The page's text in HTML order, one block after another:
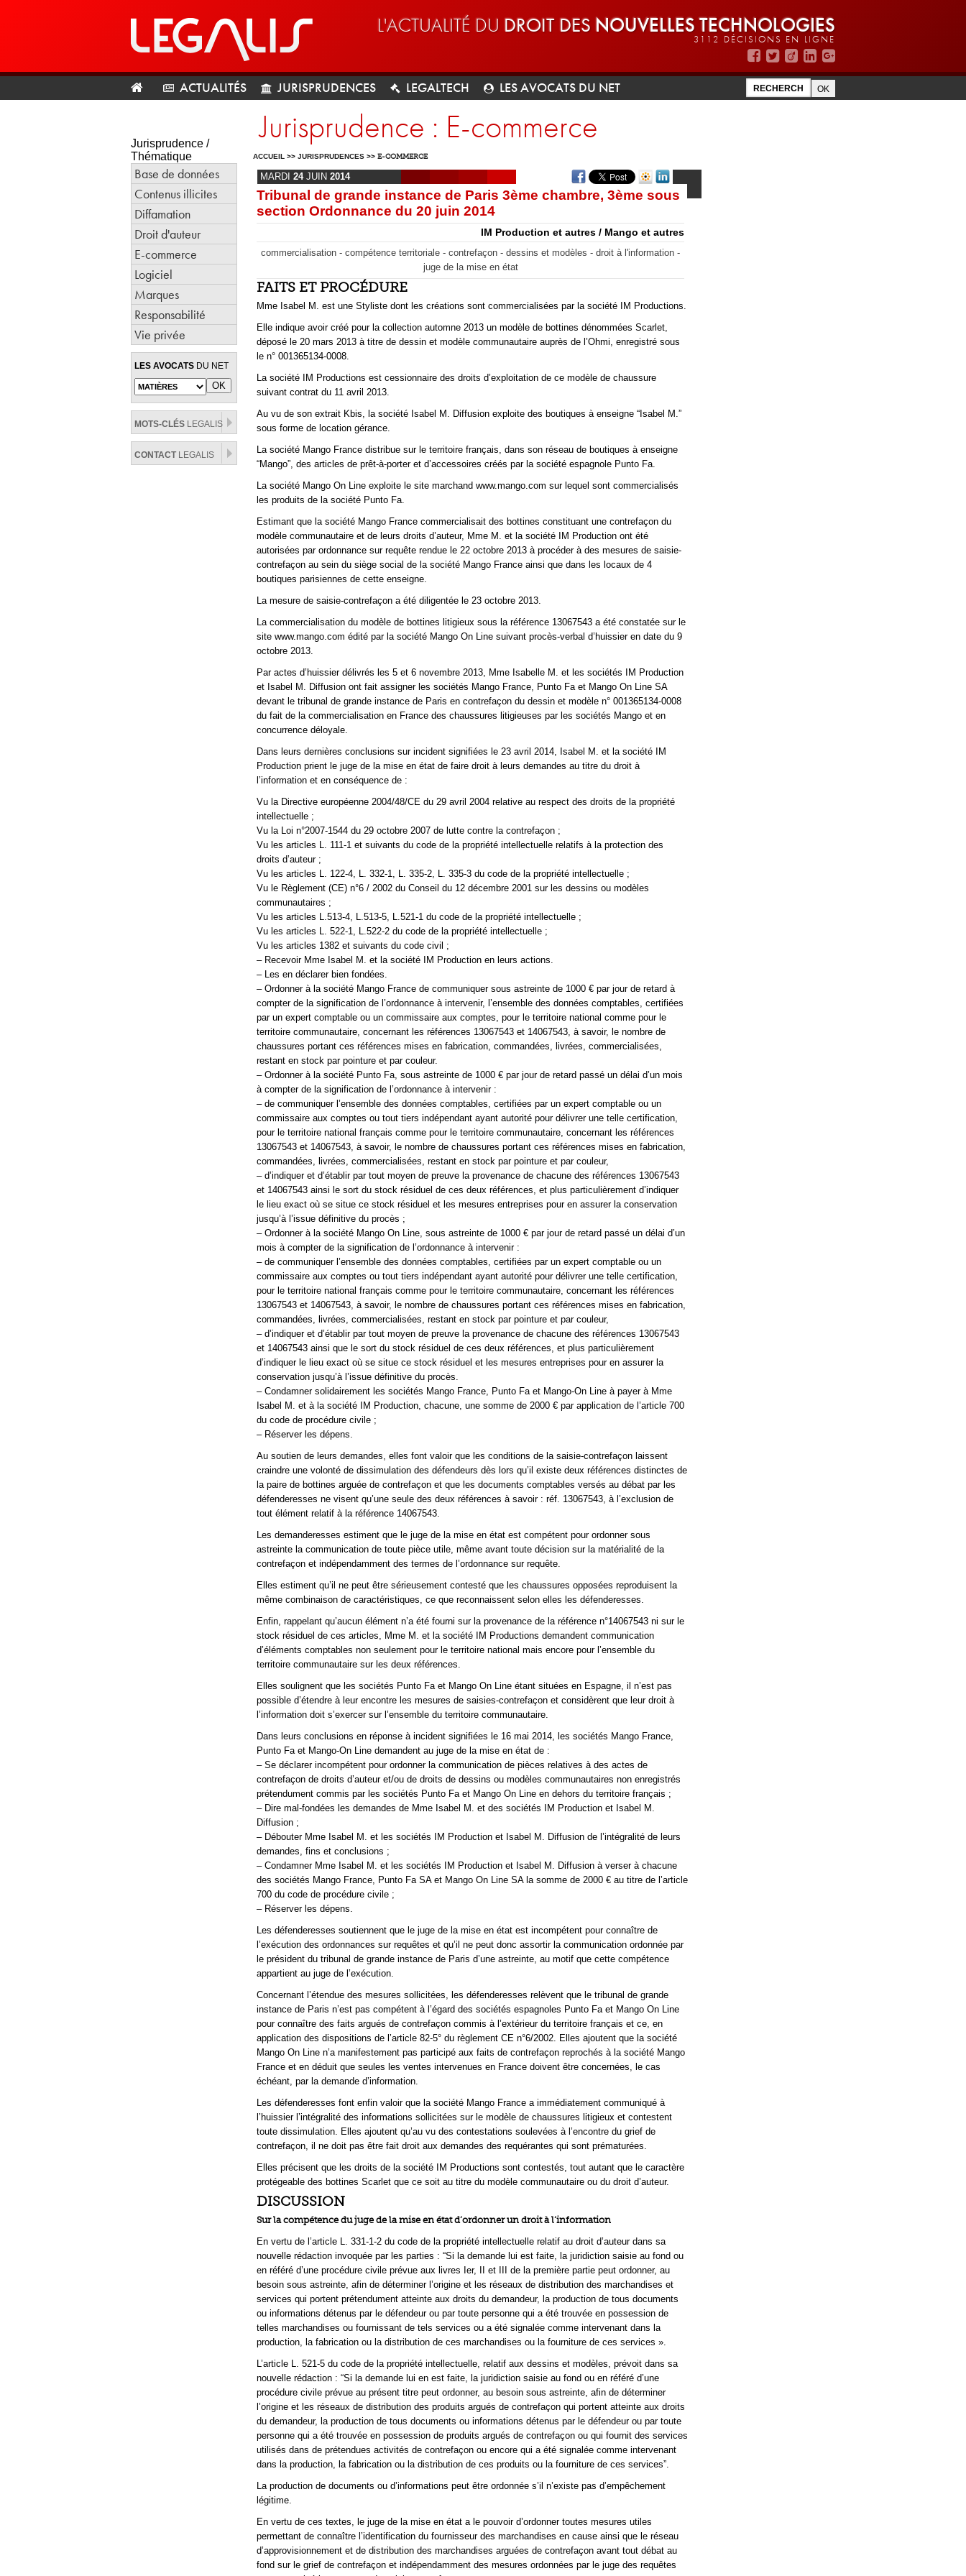
L'ACTUALITÉ DU DROIT DES NOUVELLES TECHNOLOGIES
3112 DÉCISIONS EN LIGNE
ACTUALITÉS JURISPRUDENCES LEGALTECH LES AVOCATS DU NET
Jurisprudence /
Thématique
Base de données
Contenus illicites
Diffamation
Droit d'auteur
E-commerce
Logiciel
Marques
Responsabilité
Vie privée
LES AVOCATS DU NET
MOTS-CLÉS LEGALIS
CONTACTLEGALIS
Jurisprudence : E-commerce
ACCUEIL >> JURISPRUDENCES >> E-COMMERCE
MARDI 24JUIN 2014
Tribunal de grande instance de Paris 3ème chambre, 3ème sous
section Ordonnance du 20 juin 2014
IM Production et autres / Mango et autres
commercialisation - compétence territoriale - contrefaçon - dessins et modèles - droit à l'information -
juge de la mise en état
FAITS ET PROCÉDURE
Mme Isabel M. est une Styliste dont les créations sont commercialisées par la société IM Productions.
Elle indique avoir créé pour la collection automne 2013 un modèle de bottines dénommées Scarlet,
déposé le 20 mars 2013 à titre de dessin et modèle communautaire auprès de l’Ohmi, enregistré sous
le n° 001365134-0008.
La société IM Productions est cessionnaire des droits d’exploitation de ce modèle de chaussure
suivant contrat du 11 avril 2013.
Au vu de son extrait Kbis, la société Isabel M. Diffusion exploite des boutiques à enseigne “Isabel M.”
sous forme de location gérance.
La société Mango France distribue sur le territoire français, dans son réseau de boutiques à enseigne
“Mango”, des articles de prêt-à-porter et d’accessoires créés par la société espagnole Punto Fa.
La société Mango On Line exploite le site marchand www.mango.com sur lequel sont commercialisés
les produits de la société Punto Fa.
Estimant que la société Mango France commercialisait des bottines constituant une contrefaçon du
modèle communautaire et de leurs droits d’auteur, Mme M. et la société IM Production ont été
autorisées par ordonnance sur requête rendue le 22 octobre 2013 à procéder à des mesures de saisie-
contrefaçon au sein du siège social de la société Mango France ainsi que dans les locaux de 4
boutiques parisiennes de cette enseigne.
La mesure de saisie-contrefaçon a été diligentée le 23 octobre 2013.
La commercialisation du modèle de bottines litigieux sous la référence 13067543 a été constatée sur le
site www.mango.com édité par la société Mango On Line suivant procès-verbal d’huissier en date du 9
octobre 2013.
Par actes d’huissier délivrés les 5 et 6 novembre 2013, Mme Isabelle M. et les sociétés IM Production
et Isabel M. Diffusion ont fait assigner les sociétés Mango France, Punto Fa et Mango On Line SA
devant le tribunal de grande instance de Paris en contrefaçon du dessin et modèle n° 001365134-0008
du fait de la commercialisation en France des chaussures litigieuses par les sociétés Mango et en
concurrence déloyale.
Dans leurs dernières conclusions sur incident signifiées le 23 avril 2014, Isabel M. et la société IM
Production prient le juge de la mise en état de faire droit à leurs demandes au titre du droit à
l’information et en conséquence de :
Vu la Directive européenne 2004/48/CE du 29 avril 2004 relative au respect des droits de la propriété
intellectuelle ;
Vu la Loi n°2007-1544 du 29 octobre 2007 de lutte contre la contrefaçon ;
Vu les articles L. 111-1 et suivants du code de la propriété intellectuelle relatifs à la protection des
droits d’auteur ;
Vu les articles L. 122-4, L. 332-1, L. 335-2, L. 335-3 du code de la propriété intellectuelle ;
Vu le Règlement (CE) n°6 / 2002 du Conseil du 12 décembre 2001 sur les dessins ou modèles
communautaires ;
Vu les articles L.513-4, L.513-5, L.521-1 du code de la propriété intellectuelle ;
Vu les articles L. 522-1, L.522-2 du code de la propriété intellectuelle ;
Vu les articles 1382 et suivants du code civil ;
– Recevoir Mme Isabel M. et la société IM Production en leurs actions.
– Les en déclarer bien fondées.
– Ordonner à la société Mango France de communiquer sous astreinte de 1000 € par jour de retard à
compter de la signification de l’ordonnance à intervenir, l’ensemble des données comptables, certifiées
par un expert comptable ou un commissaire aux comptes, pour le territoire national comme pour le
territoire communautaire, concernant les références 13067543 et 14067543, à savoir, le nombre de
chaussures portant ces références mises en fabrication, commandées, livrées, commercialisées,
restant en stock par pointure et par couleur.
– Ordonner à la société Punto Fa, sous astreinte de 1000 € par jour de retard passé un délai d’un mois
à compter de la signification de l’ordonnance à intervenir :
– de communiquer l’ensemble des données comptables, certifiées par un expert comptable ou un
commissaire aux comptes ou tout tiers indépendant ayant autorité pour délivrer une telle certification,
pour le territoire national français comme pour le territoire communautaire, concernant les références
13067543 et 14067543, à savoir, le nombre de chaussures portant ces références mises en fabrication,
commandées, livrées, commercialisées, restant en stock par pointure et par couleur,
– d’indiquer et d’établir par tout moyen de preuve la provenance de chacune des références 13067543
et 14067543 ainsi le sort du stock résiduel de ces deux références, et plus particulièrement d’indiquer
le lieu exact où se situe ce stock résiduel et les mesures entreprises pour en assurer la conservation
jusqu’à l’issue définitive du procès ;
– Ordonner à la société Mango On Line, sous astreinte de 1000 € par jour de retard passé un délai d’un
mois à compter de la signification de l’ordonnance à intervenir :
– de communiquer l’ensemble des données comptables, certifiées par un expert comptable ou un
commissaire aux comptes ou tout tiers indépendant ayant autorité pour délivrer une telle certification,
pour le territoire national français comme pour le territoire communautaire, concernant les références
13067543 et 14067543, à savoir, le nombre de chaussures portant ces références mises en fabrication,
commandées, livrées, commercialisées, restant en stock par pointure et par couleur,
– d’indiquer et d’établir par tout moyen de preuve la provenance de chacune des références 13067543
et 14067543 ainsi que le sort du stock résiduel de ces deux références, et plus particulièrement
d’indiquer le lieu exact où se situe ce stock résiduel et les mesures entreprises pour en assurer la
conservation jusqu’à l’issue définitive du procès.
– Condamner solidairement les sociétés Mango France, Punto Fa et Mango-On Line à payer à Mme
Isabel M. et à la société IM Production, chacune, une somme de 2000 € par application de l’article 700
du code de procédure civile ;
– Réserver les dépens.
Au soutien de leurs demandes, elles font valoir que les conditions de la saisie-contrefaçon laissent
craindre une volonté de dissimulation des défendeurs dès lors qu’il existe deux références distinctes de
la paire de bottines arguée de contrefaçon et que les documents comptables versés au débat par les
défenderesses ne visent qu’une seule des deux références à savoir : réf. 13067543, à l’exclusion de
tout élément relatif à la référence 14067543.
Les demanderesses estiment que le juge de la mise en état est compétent pour ordonner sous
astreinte la communication de toute pièce utile, même avant toute décision sur la matérialité de la
contrefaçon et indépendamment des termes de l’ordonnance sur requête.
Elles estiment qu’il ne peut être sérieusement contesté que les chaussures opposées reproduisent la
même combinaison de caractéristiques, ce que reconnaissent selon elles les défenderesses.
Enfin, rappelant qu’aucun élément n’a été fourni sur la provenance de la référence n°14067543 ni sur le
stock résiduel de ces articles, Mme M. et la société IM Productions demandent communication
d’éléments comptables non seulement pour le territoire national mais encore pour l’ensemble du
territoire communautaire sur les deux références.
Elles soulignent que les sociétés Punto Fa et Mango On Line étant situées en Espagne, il n’est pas
possible d’étendre à leur encontre les mesures de saisies-contrefaçon et considèrent que leur droit à
l’information doit s’exercer sur l’ensemble du territoire communautaire.
Dans leurs conclusions en réponse à incident signifiées le 16 mai 2014, les sociétés Mango France,
Punto Fa et Mango-On Line demandent au juge de la mise en état de :
– Se déclarer incompétent pour ordonner la communication de pièces relatives à des actes de
contrefaçon de droits d’auteur et/ou de droits de dessins ou modèles communautaires non enregistrés
prétendument commis par les sociétés Punto Fa et Mango On Line en dehors du territoire français ;
– Dire mal-fondées les demandes de Mme Isabel M. et des sociétés IM Production et Isabel M.
Diffusion ;
– Débouter Mme Isabel M. et les sociétés IM Production et Isabel M. Diffusion de l’intégralité de leurs
demandes, fins et conclusions ;
– Condamner Mme Isabel M. et les sociétés IM Production et Isabel M. Diffusion à verser à chacune
des sociétés Mango France, Punto Fa SA et Mango On Line SA la somme de 2000 € au titre de l’article
700 du code de procédure civile ;
– Réserver les dépens.
Les défenderesses soutiennent que le juge de la mise en état est incompétent pour connaître de
l’exécution des ordonnances sur requêtes et qu’il ne peut donc assortir la communication ordonnée par
le président du tribunal de grande instance de Paris d’une astreinte, au motif que cette compétence
appartient au juge de l’exécution.
Concernant l’étendue des mesures sollicitées, les défenderesses relèvent que le tribunal de grande
instance de Paris n’est pas compétent à l’égard des sociétés espagnoles Punto Fa et Mango On Line
pour connaître des faits argués de contrefaçon commis à l’extérieur du territoire français et ce, en
application des dispositions de l’article 82-5° du règlement CE n°6/2002. Elles ajoutent que la société
Mango On Line n’a manifestement pas participé aux faits de contrefaçon reprochés à la société Mango
France et en déduit que seules les ventes intervenues en France doivent être concernées, le cas
échéant, par la demande d’information.
Les défenderesses font enfin valoir que la société Mango France a immédiatement communiqué à
l’huissier l’intégralité des informations sollicitées sur le modèle de chaussures litigieux et contestent
toute dissimulation. Elles ajoutent qu’au vu des contestations soulevées à l’encontre du grief de
contrefaçon, il ne doit pas être fait droit aux demandes des requérantes qui sont prématurées.
Elles précisent que les droits de la société IM Productions sont contestés, tout autant que le caractère
protégeable des bottines Scarlet que ce soit au titre du modèle communautaire ou du droit d’auteur.
DISCUSSION
Sur la compétence du juge de la mise en état d’ordonner un droit à l’information
En vertu de l’article L. 331-1-2 du code de la propriété intellectuelle relatif au droit d’auteur dans sa
nouvelle rédaction invoquée par les parties : “Si la demande lui est faite, la juridiction saisie au fond ou
en référé d’une procédure civile prévue aux livres Ier, II et III de la première partie peut ordonner, au
besoin sous astreinte, afin de déterminer l’origine et les réseaux de distribution des marchandises et
services qui portent prétendument atteinte aux droits du demandeur, la production de tous documents
ou informations détenus par le défendeur ou par toute personne qui a été trouvée en possession de
telles marchandises ou fournissant de tels services ou a été signalée comme intervenant dans la
production, la fabrication ou la distribution de ces marchandises ou la fourniture de ces services ».
L’article L. 521-5 du code de la propriété intellectuelle, relatif aux dessins et modèles, prévoit dans sa
nouvelle rédaction : “Si la demande lui en est faite, la juridiction saisie au fond ou en référé d’une
procédure civile prévue au présent titre peut ordonner, au besoin sous astreinte, afin de déterminer
l’origine et les réseaux de distribution des produits argués de contrefaçon qui portent atteinte aux droits
du demandeur, la production de tous documents ou informations détenus par le défendeur ou par toute
personne qui a été trouvée en possession de produits argués de contrefaçon ou qui fournit des services
utilisés dans de prétendues activités de contrefaçon ou encore qui a été signalée comme intervenant
dans la production, la fabrication ou la distribution de ces produits ou la fourniture de ces services”.
La production de documents ou d’informations peut être ordonnée s’il n’existe pas d’empêchement
légitime.
En vertu de ces textes, le juge de la mise en état a le pouvoir d’ordonner toutes mesures utiles
permettant de connaître l’identification du fournisseur des marchandises en cause ainsi que le réseau
d’approvisionnement et de distribution des marchandises arguées de contrefaçon avant tout débat au
fond sur le grief de contrefaçon et indépendamment des mesures ordonnées par le juge des requêtes